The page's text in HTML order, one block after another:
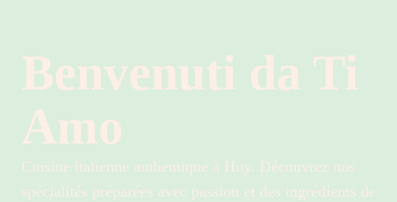
Benvenuti da Ti
Amo
Cuisine italienne authentique à Huy. Découvrez nos
spécialités préparées avec passion et des ingrédients de